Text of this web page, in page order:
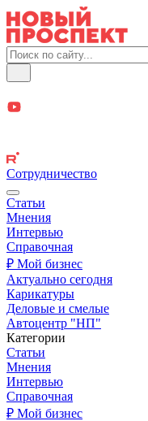
Сотрудничество
Статьи
Мнения
Интервью
Справочная
₽ Мой бизнес
Актуально сегодня
Карикатуры
Деловые и смелые
Автоцентр "НП"
Категории
Статьи
Мнения
Интервью
Справочная
₽ Мой бизнес